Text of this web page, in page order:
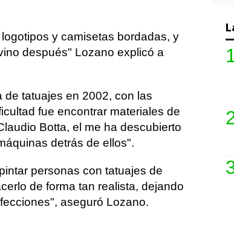
y camisetas bordadas, y
después" Lozano explicó a
de tatuajes en 2002, con las
fue encontrar materiales de
Botta, el me ha descubierto
detrás de ellos".
personas con tatuajes de
de forma tan realista, dejando
aseguró Lozano.